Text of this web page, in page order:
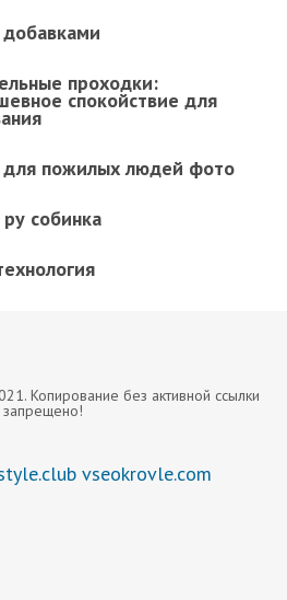
добавками
проходки:
спокойствие для
пожилых людей фото
собинка
Копирование без активной ссылки
запрещено!
vseokrovle.com